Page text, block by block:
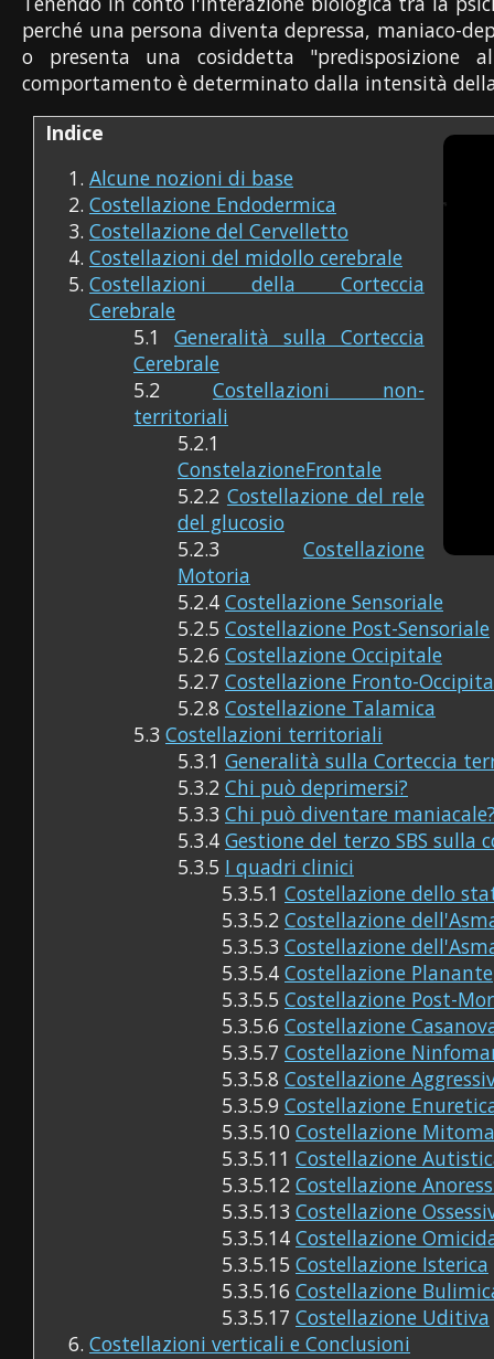
perché una persona diventa depressa, maniaco-
o presenta una cosiddetta
comportamento è determinato dalla intensità
Indice
Alcune nozioni di base
Costellazione Endodermica
Costellazione del Cervelletto
Costellazioni del midollo cerebrale
Costellazioni della Corteccia
Cerebrale
5.1 Generalità sulla Corteccia
Cerebrale
5.2 Costellazioni non-
territoriali
5.2.1
ConstelazioneFrontale
5.2.2 Costellazione del rele
del glucosio
5.2.3 Costellazione
Motoria
5.2.4 Costellazione Sensoriale
5.2.5 Costellazione Post-Sensoriale
5.2.6 Costellazione Occipitale
5.2.7 Costellazione Fronto-
5.2.8 Costellazione Talamica
5.3 Costellazioni territoriali
5.3.1 Generalità sulla Corteccia
5.3.2 Chi può deprimersi?
5.3.3 Chi può diventare
5.3.4 Gestione del terzo SBS sulla
5.3.5 I quadri clinici
5.3.5.1 Costellazione dello
5.3.5.2 Costellazione
5.3.5.3 Costellazione
5.3.5.4 Costellazione Planante
5.3.5.5 Costellazione Post-
5.3.5.6 Costellazione
5.3.5.7 Costellazione
5.3.5.8 Costellazione
5.3.5.9 Costellazione
5.3.5.10 Costellazione
5.3.5.11 Costellazione
5.3.5.12 Costellazione
5.3.5.13 Costellazione
5.3.5.14 Costellazione
5.3.5.15 Costellazione Isterica
5.3.5.16 Costellazione
5.3.5.17 Costellazione Uditiva
Costellazioni verticali e Conclusioni